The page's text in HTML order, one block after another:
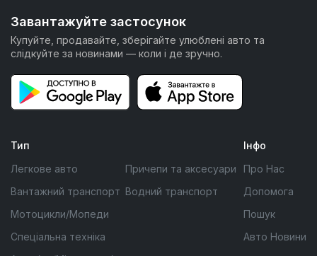
Завантажуйте застосунок
Купуйте, продавайте, зберігайте улюблені авто та
слідкуйте за новинами — коли і де зручно.
Тип
Легкове авто
Вантажний транспорт
Мотоцикли/Мопеди
Спеціальна техніка
Причепи та аксесуари
Водний транспорт
Інфо
Про Нас
Допомога
Пошук
Авто Новини